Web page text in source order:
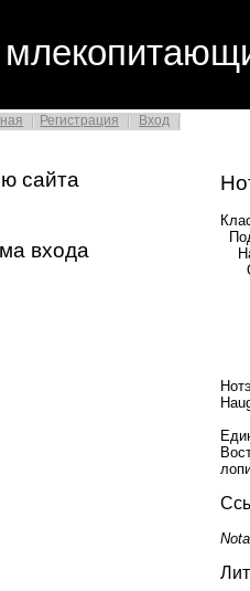
Регистрация Вход
сайта
входа